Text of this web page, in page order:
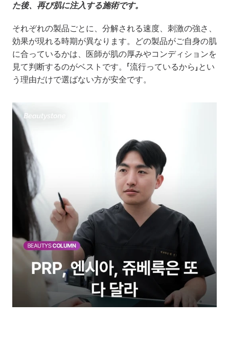
た後、再び肌に注入する施術です。
それぞれの製品ごとに、分解される速度、刺激の強さ、
効果が現れる時期が異なります。どの製品がご自身の肌
に合っているかは、医師が肌の厚みやコンディションを
見て判断するのがベストです。「流行っているから」とい
う理由だけで選ばない方が安全です。